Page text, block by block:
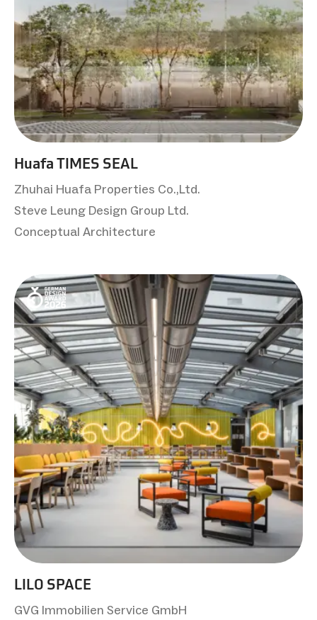
Huafa TIMES SEAL
Zhuhai Huafa Properties Co.,Ltd.
Steve Leung Design Group Ltd.
Conceptual Architecture
LILO SPACE
GVG Immobilien Service GmbH